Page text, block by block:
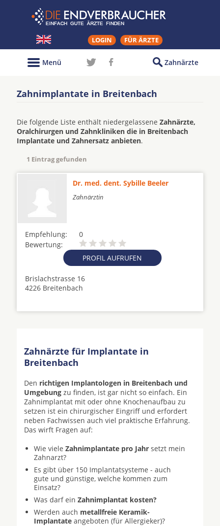
LOGIN FÜR ÄRZTE
Zahnärzte
Menü
Zahnimplantate in Breitenbach
Die folgende Liste enthält niedergelassene Zahnärzte,
Oralchirurgen und Zahnkliniken die in Breitenbach
Implantate und Zahnersatz anbieten.
1 Eintrag gefunden
Dr. med. dent. Sybille Beeler
Zahnärztin
Empfehlung:
0
Bewertung:
PROFIL AUFRUFEN
Brislachstrasse 16
4226 Breitenbach
Zahnärzte für Implantate in
Breitenbach
Den richtigen Implantologen in Breitenbach und
Umgebung zu finden, ist gar nicht so einfach. Ein
Zahnimplantat mit oder ohne Knochenaufbau zu
setzen ist ein chirurgischer Eingriff und erfordert
neben Fachwissen auch viel praktische Erfahrung.
Das wirft Fragen auf:
Wie viele Zahnimplantate pro Jahr setzt mein
Zahnarzt?
Es gibt über 150 Implantatsysteme - auch
gute und günstige, welche kommen zum
Einsatz?
Was darf ein Zahnimplantat kosten?
Werden auch metallfreie Keramik-
Implantate angeboten (für Allergieker)?